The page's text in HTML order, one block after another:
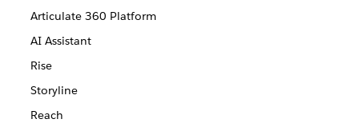
Articulate 360 Platform
AI Assistant
Rise
Storyline
Reach